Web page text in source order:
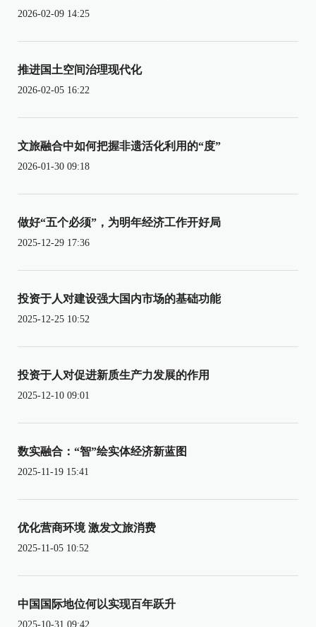
2026-02-09 14:25
推进国土空间治理现代化
2026-02-05 16:22
文旅融合中如何把握非遗活化利用的“度”
2026-01-30 09:18
做好“五个必须”，为明年经济工作开好局
2025-12-29 17:36
投资于人对建设强大国内市场的基础功能
2025-12-25 10:52
投资于人对促进新质生产力发展的作用
2025-12-10 09:01
数实融合：“智”绘实体经济新蓝图
2025-11-19 15:41
优化营商环境 激发文旅消费
2025-11-05 10:52
中国国际地位何以实现百年跃升
2025-10-31 09:42